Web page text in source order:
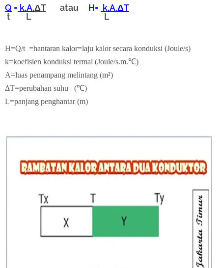
Q = k.A.ΔT atau H= k.A.ΔT
t L L
H=Q/t =hantaran kalor=laju kalor secara konduksi (Joule/s)
k=koefisien konduksi termal (Joule/s.m.℃)
A=luas penampang melintang (m²)
ΔT=perubahan suhu
(℃)
L=panjang penghantar (m)